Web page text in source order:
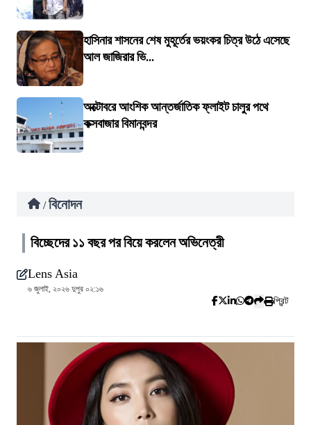
হাসিনার শাসনের শেষ মুহূর্তের ভয়ংকর চিত্র উঠে এসেছে
আল জাজিরার ভি...
অক্টোবরে আংশিক আন্তর্জাতিক ফ্লাইট চালুর পথে
কক্সবাজার বিমানবন্দর
/ বিনোদন
বিচ্ছেদের ১১ বছর পর বিয়ে করলেন অভিনেত্রী
Lens Asia
৬ জুলাই, ২০২৬ দুপুর ০২:১৬
প্রিন্ট